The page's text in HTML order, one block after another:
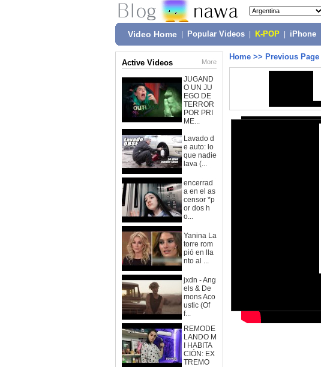
Video Home Popular Videos K-POP iPhone
Active Videos More
JUGAND
O UN JU
EGO DE
TERROR
POR PRI
ME...
Lavado d
e auto: lo
que nadie
lava (...
encerrad
a en el as
censor *p
or dos h
o...
Yanina La
torre rom
pió en lla
nto al ...
jxdn - Ang
els & De
mons Aco
ustic (Of
f...
REMODE
LANDO M
I HABITA
CIÓN: EX
TREMO
Home >> Previous Page